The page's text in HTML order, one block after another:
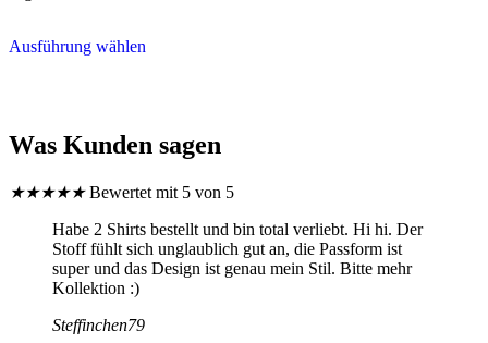
Ausführung wählenProdukt
Die
Optionen
können
auf
der
Produktseite
gewählt
werden
Was Kunden sagen
★★★★★ Bewertet mit 5 von 5
Habe 2 Shirts bestellt und bin total verliebt. Hi hi. Der
Stoff fühlt sich unglaublich gut an, die Passform ist
super und das Design ist genau mein Stil. Bitte mehr
Kollektion :)
Steffinchen79